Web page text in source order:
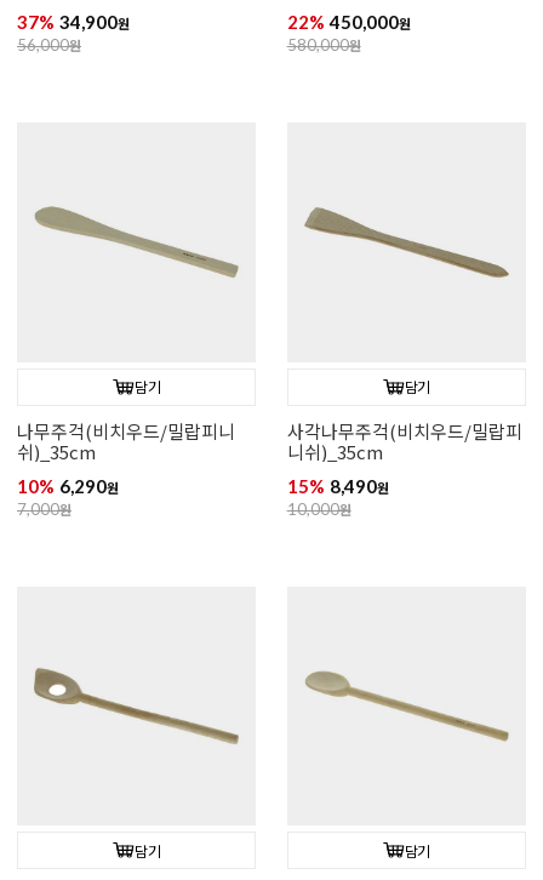
37% 34,900원
56,000원
22% 450,000원
580,000원
담기
나무주걱(비치우드/밀랍피니
쉬)_35cm
10% 6,290원
7,000원
담기
사각나무주걱(비치우드/밀랍피
니쉬)_35cm
15% 8,490원
10,000원
담기 담기